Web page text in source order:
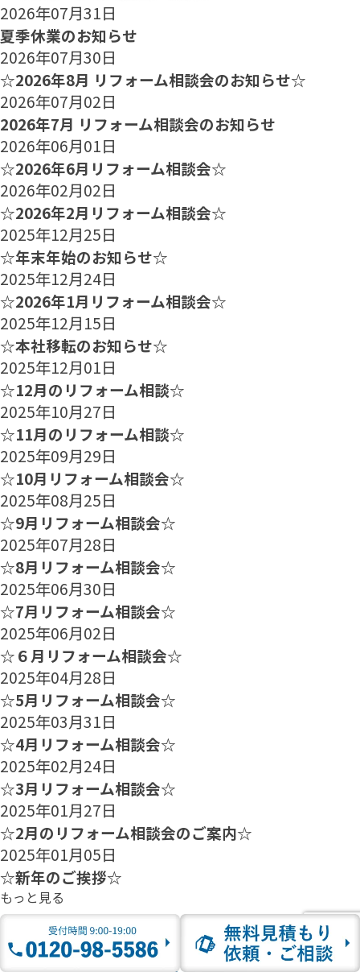
2026年07月31日
夏季休業のお知らせ
2026年07月30日
☆2026年8月 リフォーム相談会のお知らせ☆
2026年07月02日
2026年7月 リフォーム相談会のお知らせ
2026年06月01日
☆2026年6月リフォーム相談会☆
2026年02月02日
☆2026年2月リフォーム相談会☆
2025年12月25日
☆年末年始のお知らせ☆
2025年12月24日
☆2026年1月リフォーム相談会☆
2025年12月15日
☆本社移転のお知らせ☆
2025年12月01日
☆12月のリフォーム相談☆
2025年10月27日
☆11月のリフォーム相談☆
2025年09月29日
☆10月リフォーム相談会☆
2025年08月25日
☆9月リフォーム相談会☆
2025年07月28日
☆8月リフォーム相談会☆
2025年06月30日
☆7月リフォーム相談会☆
2025年06月02日
☆６月リフォーム相談会☆
2025年04月28日
☆5月リフォーム相談会☆
2025年03月31日
☆4月リフォーム相談会☆
2025年02月24日
☆3月リフォーム相談会☆
2025年01月27日
☆2月のリフォーム相談会のご案内☆
2025年01月05日
☆新年のご挨拶☆
もっと見る